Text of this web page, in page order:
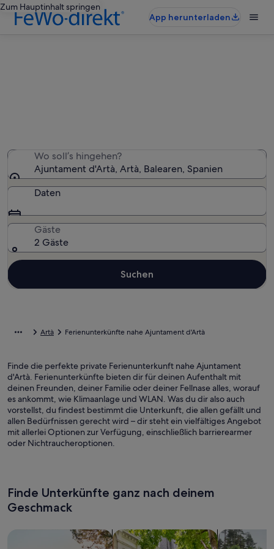
Zum Hauptinhalt springen
App herunterladen
Wo soll’s hingehen?
Ajuntament d'Artà, Artà, Balearen, Spanien
Daten
Gäste
2 Gäste
Suchen
Artà Ferienunterkünfte nahe Ajuntament d'Artà
Finde die perfekte private Ferienunterkunft nahe Ajuntament
d'Artà. Ferienunterkünfte bieten dir für deinen Aufenthalt mit
deinen Freunden, deiner Familie oder deiner Fellnase alles, worauf
es ankommt, wie Klimaanlage und WLAN. Was du dir also auch
vorstellst, du findest bestimmt die Unterkunft, die allen gefällt und
allen Bedürfnissen gerecht wird – dir steht ein vielfältiges Angebot
mit allerlei Optionen zur Verfügung, einschließlich barrierearmer
oder Nichtraucheroptionen.
Finde Unterkünfte ganz nach deinem
Geschmack
Suche nach FerienhäusernSuche nach Ferienwohnungen oder
Suche nach